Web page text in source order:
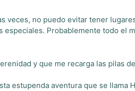
veces, no puedo evitar tener
Probablemente todo el
y que me recarga las pilas
estupenda aventura que se llama